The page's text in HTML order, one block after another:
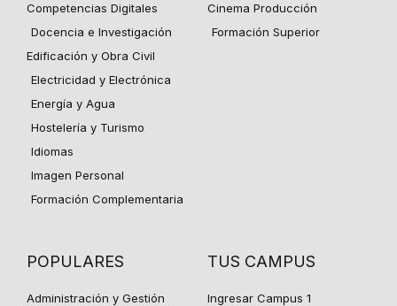
Competencias Digitales
Docencia e Investigación
Edificación y Obra Civil
Electricidad y Electrónica
Energía y Agua
Hostelería y Turismo
Idiomas
Imagen Personal
Formación Complementaria
Cinema Producción
Formación Superior
POPULARES
Administración y Gestión
TUS CAMPUS
Ingresar Campus 1